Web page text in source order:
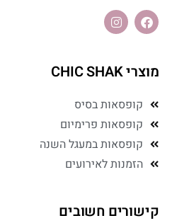
מוצרי CHIC SHAK
קופסאות בסיס
קופסאות פרימיום
קופסאות במעגל השנה
הזמנות לאירועים
קישורים חשובים